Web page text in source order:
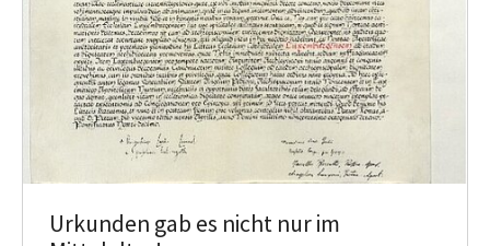
Urkunden gab es nicht nur im